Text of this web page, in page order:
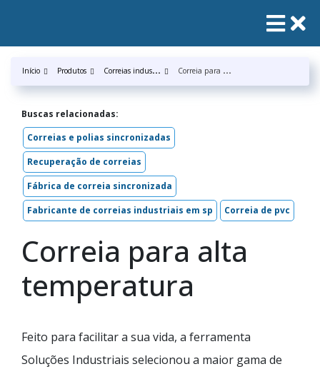
Início Produtos C
orreias industrias C
orreia para alta temperatura
Buscas relacionadas:
Correias e polias sincronizadas
Recuperação de correias
Fábrica de correia sincronizada
Fabricante de correias industriais em sp
Correia de pvc
Correia para alta
temperatura
Feito para facilitar a sua vida, a ferramenta
Soluções Industriais selecionou a maior gama de